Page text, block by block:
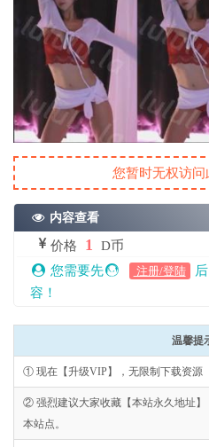
您暂时无权访问
内容查看
价格 1
D币
您需要先
注册/登陆
容！
温馨提
① 现在【升级VIP】，无限制下载资源
② 强烈建议大家收藏【本站永久地址
本站点。